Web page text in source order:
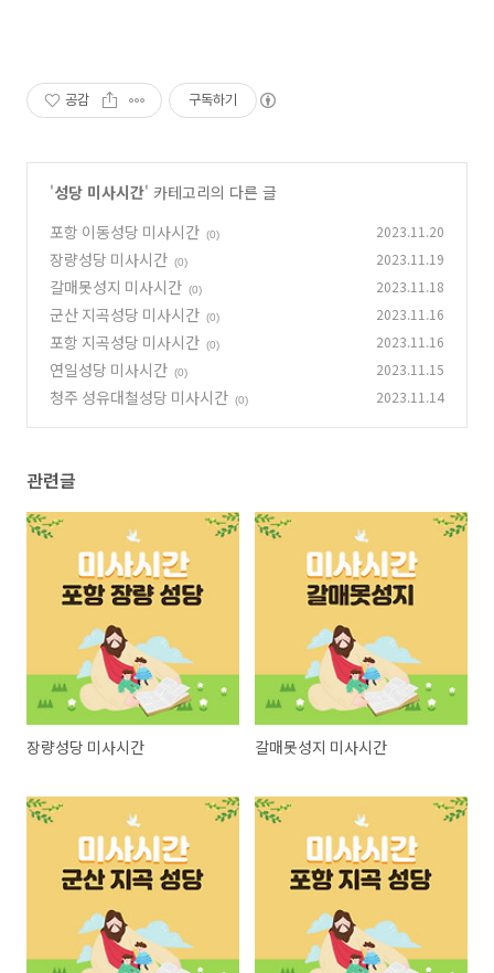
공감 구독하기
'성당 미사시간' 카테고리의 다른 글
포항 이동성당 미사시간 (0) 2023.11.20
장량성당 미사시간 (0) 2023.11.19
갈매못성지 미사시간 (0) 2023.11.18
군산 지곡성당 미사시간 (0) 2023.11.16
포항 지곡성당 미사시간 (0) 2023.11.16
연일성당 미사시간 (0) 2023.11.15
청주 성유대철성당 미사시간 (0) 2023.11.14
관련글
장량성당 미사시간 갈매못성지 미사시간